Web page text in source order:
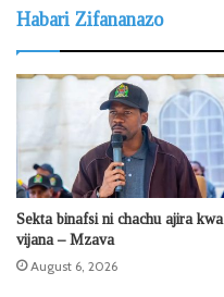
Habari Zifananazo
Sekta binafsi ni chachu ajira kwa
vijana – Mzava
August 6, 2026